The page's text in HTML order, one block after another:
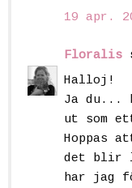
19 apr.
Floralis
Halloj!
Ja du...
ut som
Hoppas
det blir
har jag